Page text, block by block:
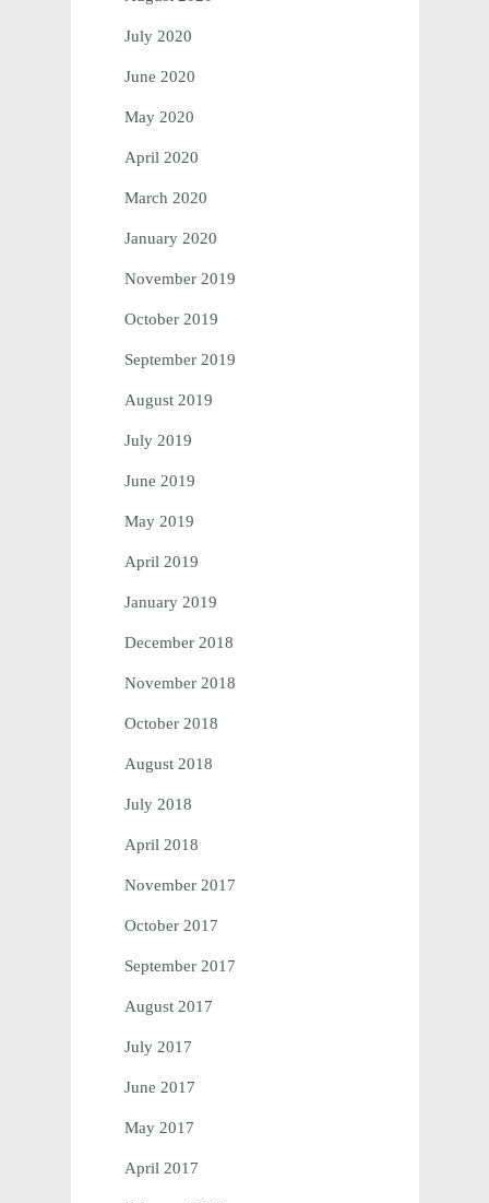
July 2020
June 2020
May 2020
April 2020
March 2020
January 2020
November 2019
October 2019
September 2019
August 2019
July 2019
June 2019
May 2019
April 2019
January 2019
December 2018
November 2018
October 2018
August 2018
July 2018
April 2018
November 2017
October 2017
September 2017
August 2017
July 2017
June 2017
May 2017
April 2017